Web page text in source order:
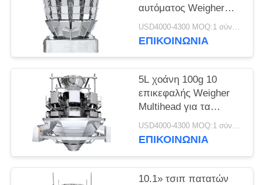
αυτόματος Weigher
Multihead
USD4000-4300 MOQ:1 σύνολο
ΕΠΙΚΟΙΝΩΝΙΑ
5L χοάνη 100g 10
επικεφαλής Weigher
Multihead για τα
πρόχειρα φαγητά
USD4000-4300 MOQ:1 σύνολο
ΕΠΙΚΟΙΝΩΝΙΑ
10.1» τσιπ πατατών